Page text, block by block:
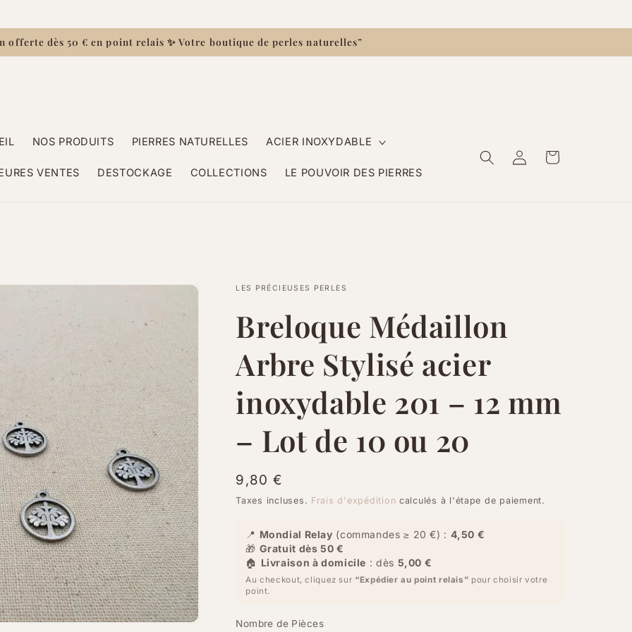
offerte dès 50 € en point relais ✨ Votre boutique de perles naturelles”
NOS PRODUITS PIERRES NATURELLES ACIER INOXYDABLE
VENTES DESTOCKAGE COLLECTIONS LE POUVOIR DES PIERRES
ConnexionPanier
LES PRÉCIEUSES PERLES
Breloque Médaillon
Arbre Stylisé acier
inoxydable 201 – 12 mm
– Lot de 10 ou 20
Prix
habituel
9,80 €
Taxes incluses. Frais d'expédition calculés à l'étape de paiement.
📍 Mondial Relay (commandes ≥ 20 €) : 4,50 €
🎁 Gratuit dès 50 €
🏠 Livraison à domicile : dès 5,00 €
Au checkout, cliquez sur “Expédier au point relais” pour choisir votre
point.
Nombre de Pièces